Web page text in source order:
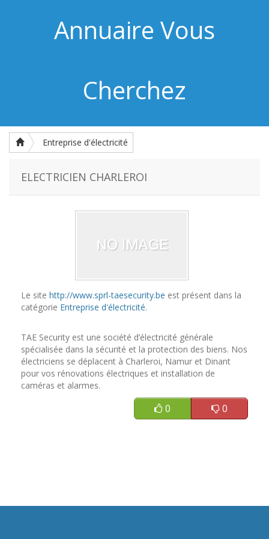
Annuaire Vous
Cherchez
Entreprise d'électricité
ELECTRICIEN CHARLEROI
Le site http://www.sprl-taesecurity.be est présent dans la
catégorie Entreprise d'électricité.
TAE Security est une société d’électricité générale
spécialisée dans la sécurité et la protection des biens. Nos
électriciens se déplacent à Charleroi, Namur et Dinant
pour vos rénovations électriques et installation de
caméras et alarmes.
0 0